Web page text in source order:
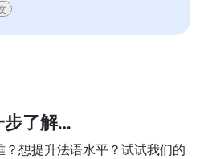
步了解…
想提升法语水平？试试我们的